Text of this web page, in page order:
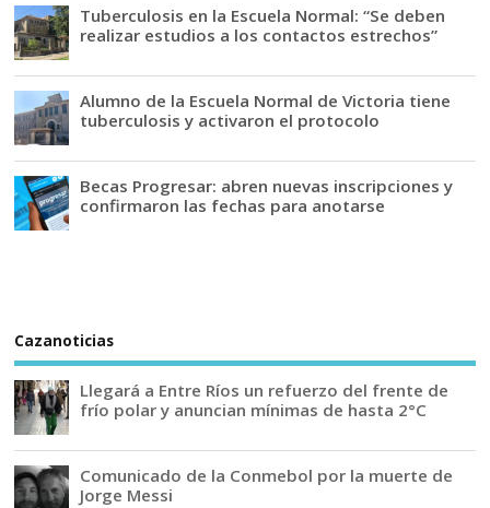
Tuberculosis en la Escuela Normal: “Se deben
realizar estudios a los contactos estrechos”
Alumno de la Escuela Normal de Victoria tiene
tuberculosis y activaron el protocolo
Becas Progresar: abren nuevas inscripciones y
confirmaron las fechas para anotarse
Cazanoticias
Llegará a Entre Ríos un refuerzo del frente de
frío polar y anuncian mínimas de hasta 2°C
Comunicado de la Conmebol por la muerte de
Jorge Messi